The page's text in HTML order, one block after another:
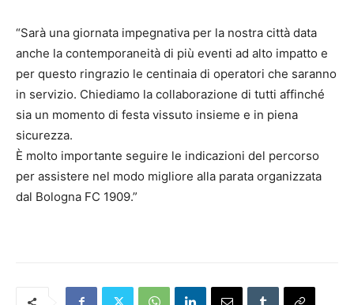
“Sarà una giornata impegnativa per la nostra città data
anche la contemporaneità di più eventi ad alto impatto e
per questo ringrazio le centinaia di operatori che saranno
in servizio. Chiediamo la collaborazione di tutti affinché
sia un momento di festa vissuto insieme e in piena
sicurezza.
È molto importante seguire le indicazioni del percorso
per assistere nel modo migliore alla parata organizzata
dal Bologna FC 1909.”